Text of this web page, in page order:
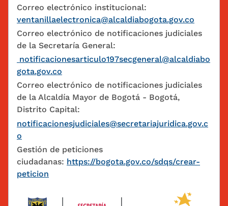
Correo electrónico institucional:
ventanillaelectronica@alcaldiabogota.gov.co
Correo electrónico de notificaciones judiciales
de la Secretaría General:
notificacionesarticulo197secgeneral@alcaldiabo
gota.gov.co
Correo electrónico de notificaciones judiciales
de la Alcaldía Mayor de Bogotá - Bogotá,
Distrito Capital:
notificacionesjudiciales@secretariajuridica.gov.c
o
Gestión de peticiones
ciudadanas: https://bogota.gov.co/sdqs/crear-
peticion